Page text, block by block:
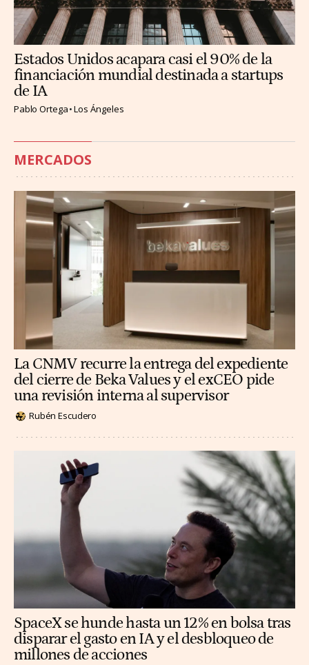
Estados Unidos acapara casi el 90% de la
financiación mundial destinada a startups
de IA
Pablo Ortega Los Ángeles
MERCADOS
La CNMV recurre la entrega del expediente
del cierre de Beka Values y el exCEO pide
una revisión interna al supervisor
Rubén Escudero
SpaceX se hunde hasta un 12% en bolsa tras
disparar el gasto en IA y el desbloqueo de
millones de acciones